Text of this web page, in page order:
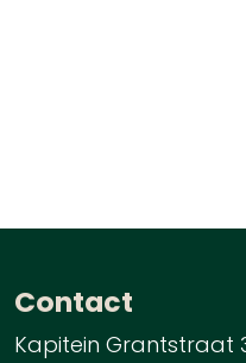
Contact
Kapitein Grantstraat